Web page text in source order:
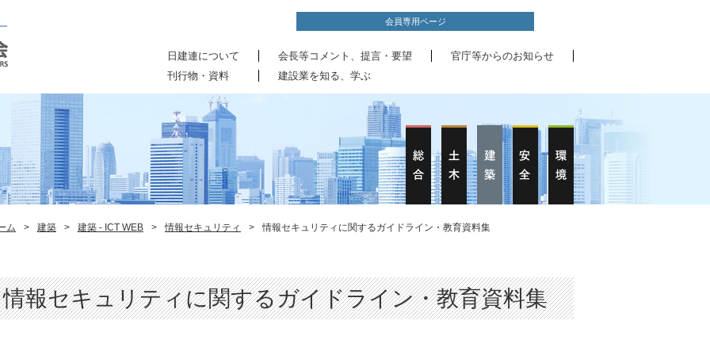
会員専用ページ
日建連について 会長等コメント、提言・要望
官庁等からのお知らせ
刊行物・資料
建設業を知る、学ぶ
ム > 建築 > 建築 - ICT WEB > 情報セキュリティ > 情報セキュリティに関するガイドライン・教育資料集
情報セキュリティに関するガイドライン・教育資料集